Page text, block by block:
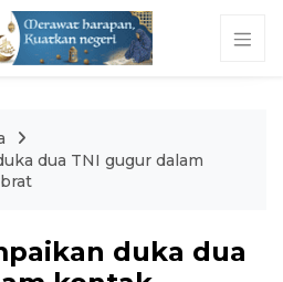
dua TNI gugur dalam
duka dua